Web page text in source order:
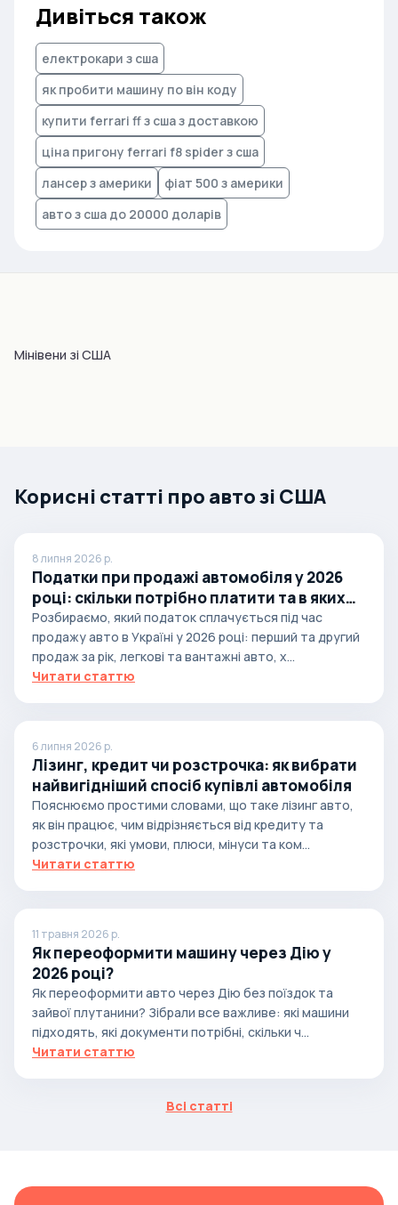
Дивіться також
електрокари з сша
як пробити машину по він коду
купити ferrari ff з сша з доставкою
ціна пригону ferrari f8 spider з сша
лансер з америки
фіат 500 з америки
авто з сша до 20000 доларів
Мінівени зі США
Корисні статті про авто зі США
8 липня 2026 р.
Податки при продажі автомобіля у 2026
році: скільки потрібно платити та в яких
випадках
Розбираємо, який податок сплачується під час
продажу авто в Україні у 2026 році: перший та другий
продаж за рік, легкові та вантажні авто, х...
Читати статтю
6 липня 2026 р.
Лізинг, кредит чи розстрочка: як вибрати
найвигідніший спосіб купівлі автомобіля
Пояснюємо простими словами, що таке лізинг авто,
як він працює, чим відрізняється від кредиту та
розстрочки, які умови, плюси, мінуси та ком...
Читати статтю
11 травня 2026 р.
Як переоформити машину через Дію у
2026 році?
Як переоформити авто через Дію без поїздок та
зайвої плутанини? Зібрали все важливе: які машини
підходять, які документи потрібні, скільки ч...
Читати статтю
Всі статті